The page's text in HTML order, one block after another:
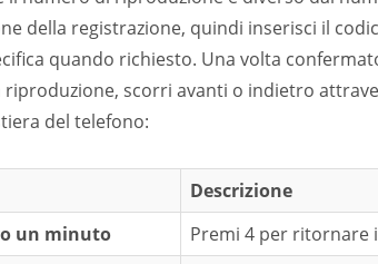
della registrazione, quindi inserisci il
quando richiesto. Una volta
scorri avanti o indietro
del telefono:
Descrizione
un minuto
Premi 4 per ritornare